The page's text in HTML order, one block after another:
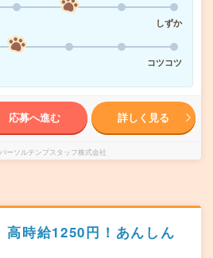
しずか
コツコツ
応募へ進む 詳しく見る
パーソルテンプスタッフ株式会社
高時給1250円！あんしん